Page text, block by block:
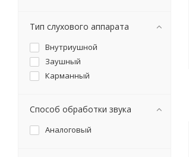
Pari
Prana
DATAKAM
Meridian
Белвар
центр "ДЮНЫ"
Тип слухового аппарата
Внутриушной
Заушный
Карманный
Способ обработки звука
Аналоговый